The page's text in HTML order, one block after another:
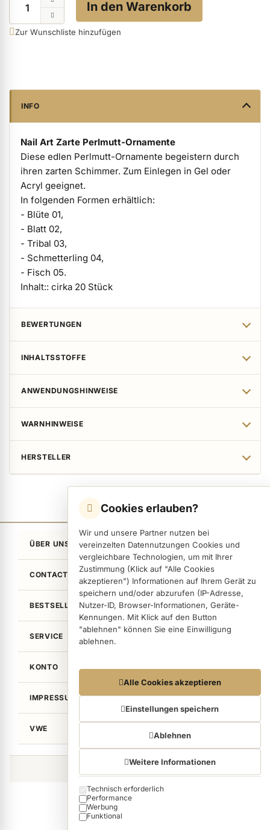
Cookies erlauben?
Wir und unsere Partner nutzen bei
vereinzelten Datennutzungen Cookies und
vergleichbare Technologien, um mit Ihrer
Zustimmung (Klick auf "Alle Cookies
akzeptieren") Informationen auf Ihrem Gerät zu
speichern und/oder abzurufen (IP-Adresse,
Nutzer-ID, Browser-Informationen, Geräte-
Kennungen. Mit Klick auf den Button
"ablehnen" können Sie eine Einwilligung
ablehnen.
Datennutzungen
Wir arbeiten mit Partnern zusammen, die von
Ihrem Endgerät abgerufene Daten
(Trackingdaten) auch zu eigenen Zwecken
(z.B. Profilbildungen) / zu Zwecken Dritter
sondern auch deren Weiterverarbeitung durch
diese Anbieter einer Einwilligung. Die
Trackingdaten werden erst dann erhoben,
wenn Sie auf den in dem Button "Alle Cookies
akzeptieren" klicken. Bei den Partnern handelt
Alle Cookies akzeptieren
Einstellungen speichern
Ablehnen
Weitere Informationen
Cookie categories
Technisch erforderlich
Performance
Werbung
Funktional
Verpackungen & Verkaufshilfen anzeigen
In den Warenkorb
Zur Wunschliste hinzufügen
INFO
Nail Art Zarte Perlmutt-Ornamente
Diese edlen Perlmutt-Ornamente begeistern durch
ihren zarten Schimmer. Zum Einlegen in Gel oder
Acryl geeignet.
In folgenden Formen erhältlich:
- Blüte 01,
- Blatt 02,
- Tribal 03,
- Schmetterling 04,
- Fisch 05.
Inhalt:: cirka 20 Stück
BEWERTUNGEN
INHALTSSTOFFE
ANWENDUNGSHINWEISE
WARNHINWEISE
HERSTELLER
ÜBER UNS
CONTACT
BESTSELLER
SERVICE
KONTO
IMPRESSUM / LEGAL
VWE